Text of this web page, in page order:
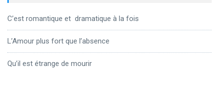
C’est romantique et dramatique à la fois
L’Amour plus fort que l’absence
Qu’il est étrange de mourir